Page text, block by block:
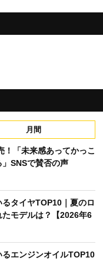
月間
！「未来感あってかっこ
SNSで賛否の声
るタイヤTOP10｜夏のロ
モデルは？【2026年6
るエンジンオイルTOP10